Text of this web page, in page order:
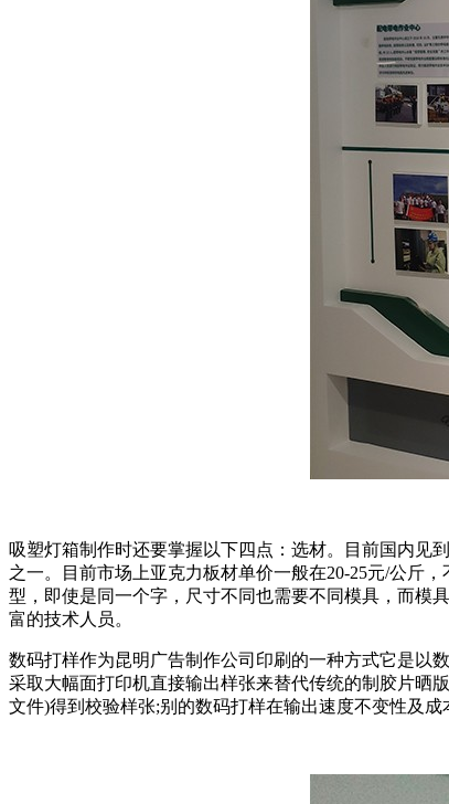
吸塑灯箱制作时还要掌握以下四点：选材。目前国内见
之一。目前市场上亚克力板材单价一般在20-25元/公斤
型，即使是同一个字，尺寸不同也需要不同模具，而模
富的技术人员。
数码打样作为昆明广告制作公司印刷的一种方式它是以
采取大幅面打印机直接输出样张来替代传统的制胶片晒
文件)得到校验样张;别的数码打样在输出速度不变性及